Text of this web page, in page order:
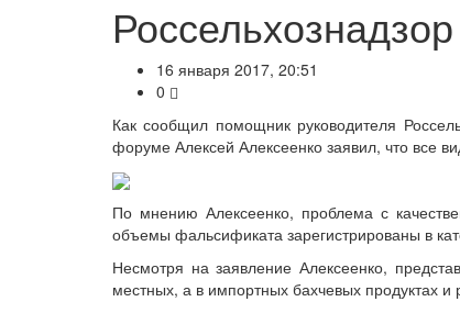
16 января 2017, 20:51
0
Как сообщил помощник руководителя
форуме Алексей Алексеенко заявил, что все
По мнению Алексеенко, проблема с
объемы фальсификата зарегистрированы в
Несмотря на заявление Алексеенко,
местных, а в импортных бахчевых продуктах и